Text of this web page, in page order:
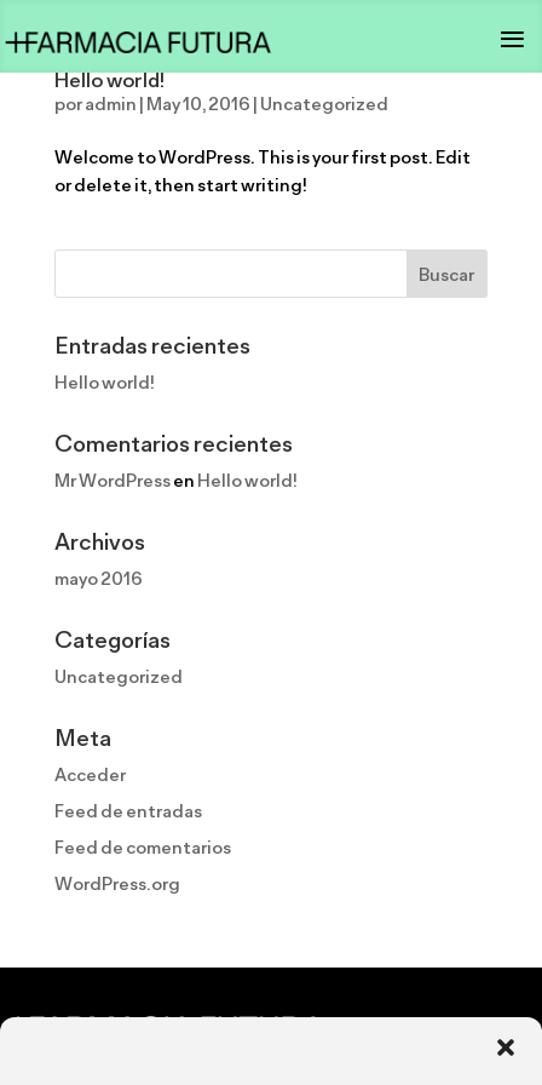
Hello world!
poradmin | May 10, 2016 | Uncategorized
Welcome to WordPress. This is your first post. Edit
or delete it, then start writing!
Entradas recientes
Hello world!
Comentarios recientes
Mr WordPressen Hello world!
Archivos
mayo 2016
Categorías
Uncategorized
Meta
Acceder
Feed de entradas
Feed de comentarios
WordPress.org